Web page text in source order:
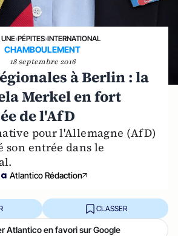
›PÉPITES›INTERNATIONAL
CHAMBOULEMENT
18 septembre 2016
à Berlin : la
Merkel en fort
de l'AfD
pour l'Allemagne (AfD)
son entrée dans le
Atlantico Rédaction
CLASSER
Atlantico en favori sur Google